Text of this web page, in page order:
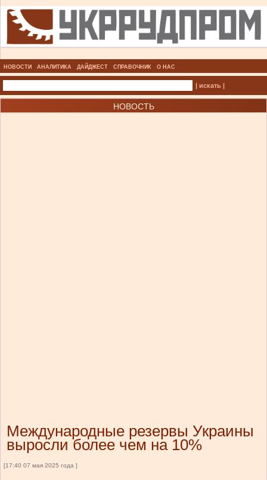
НОВОСТИ АНАЛИТИКА ДАЙДЖЕСТ СПРАВОЧНИК О НАС
| искать |
НОВОСТЬ
Международные резервы Украины
выросли более чем на 10%
[17:40 07 мая 2025 года ]